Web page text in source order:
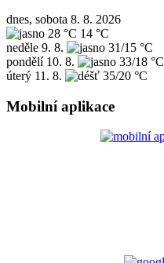
dnes, sobota 8. 8. 2026
28 °C 14 °C
neděle 9. 8.
31/15 °C
pondělí 10. 8.
33/18 °C
úterý 11. 8. 35/20 °C
Mobilní aplikace